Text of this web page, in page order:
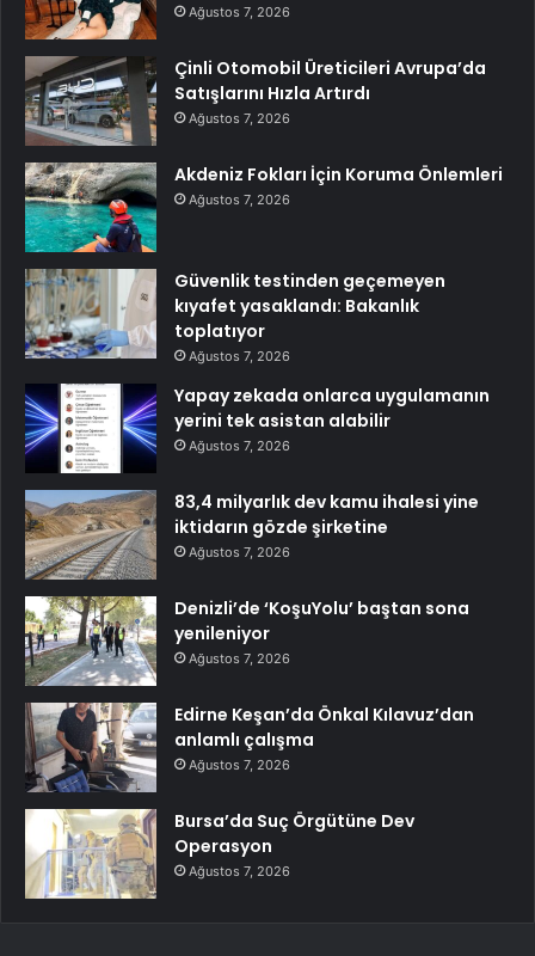
Ağustos 7, 2026
Çinli Otomobil Üreticileri Avrupa’da
Satışlarını Hızla Artırdı
Ağustos 7, 2026
Akdeniz Fokları İçin Koruma Önlemleri
Ağustos 7, 2026
Güvenlik testinden geçemeyen
kıyafet yasaklandı: Bakanlık
toplatıyor
Ağustos 7, 2026
Yapay zekada onlarca uygulamanın
yerini tek asistan alabilir
Ağustos 7, 2026
83,4 milyarlık dev kamu ihalesi yine
iktidarın gözde şirketine
Ağustos 7, 2026
Denizli’de ‘KoşuYolu’ baştan sona
yenileniyor
Ağustos 7, 2026
Edirne Keşan’da Önkal Kılavuz’dan
anlamlı çalışma
Ağustos 7, 2026
Bursa’da Suç Örgütüne Dev
Operasyon
Ağustos 7, 2026